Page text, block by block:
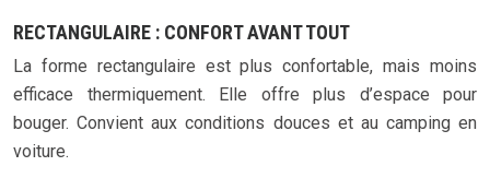
RECTANGULAIRE : CONFORT AVANT TOUT
La forme rectangulaire est plus confortable, mais moins
efficace thermiquement. Elle offre plus d’espace pour
bouger. Convient aux conditions douces et au camping en
voiture.